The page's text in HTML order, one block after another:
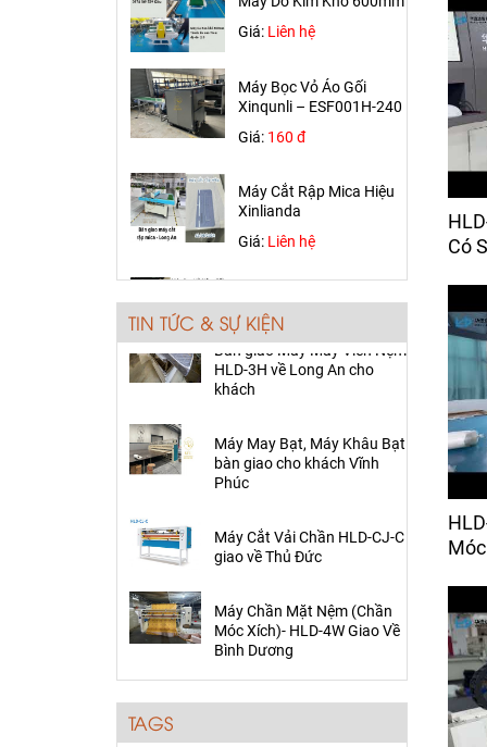
Giá: Liên hệ
Xinqunli – ESF001H-240
Giá:160 đ
Xinlianda
Giá:Liên hệ
Xinqunli ESF001
Giá:Liên hệ
Máy Kiểm Vải
Máy Cắt Vải Tự Động
Giá:1,150 đ
Nệm
Giá:Liên hệ
TIN TỨC & SỰ KIỆN
Máy Cắt Vải Chần HLD-CJ-C
Máy Chần Mặt Nệm (Chần
Móc Xích)- HLD-4W Giao Về
Bình Dương
Bàn giao Máy May Viền Nệm
HLD-3H về Long An cho
khách
Máy May Bạt, Máy Khâu Bạt
Phúc
Máy Cắt Vải Chần HLD-CJ-C
Máy Chần Mặt Nệm (Chần
Bình Dương
Bàn giao Máy May Viền Nệm
HLD-3H về Long An cho
khách
TAGS
Có